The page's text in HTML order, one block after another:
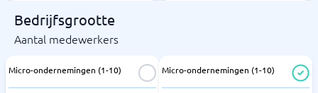
Bedrijfsgrootte
Aantal medewerkers
Micro-ondernemingen (1-10) Micro-ondernemingen (1-10)